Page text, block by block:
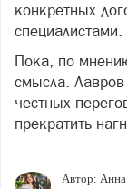
конкретных
специалистами.
Пока, по
смысла. Лавров
честных
прекратить
Автор: Анна